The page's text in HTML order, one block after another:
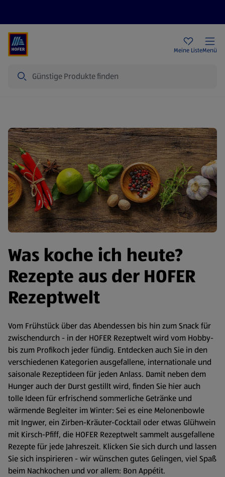
Meine ListeMenü
Was koche ich heute?
Rezepte aus der HOFER
Rezeptwelt
Vom Frühstück über das Abendessen bis hin zum Snack für
zwischendurch - in der HOFER Rezeptwelt wird vom Hobby-
bis zum Profikoch jeder fündig. Entdecken auch Sie in den
verschiedenen Kategorien ausgefallene, internationale und
saisonale Rezeptideen für jeden Anlass. Damit neben dem
Hunger auch der Durst gestillt wird, finden Sie hier auch
tolle Ideen für erfrischend sommerliche Getränke und
wärmende Begleiter im Winter: Sei es eine Melonenbowle
mit Ingwer, ein Zirben-Kräuter-Cocktail oder etwas Glühwein
mit Kirsch-Pfiff, die HOFER Rezeptwelt sammelt ausgefallene
Rezepte für jede Jahreszeit. Klicken Sie sich durch und lassen
Sie sich inspirieren - wir wünschen gutes Gelingen, viel Spaß
beim Nachkochen und vor allem: Bon Appétit.